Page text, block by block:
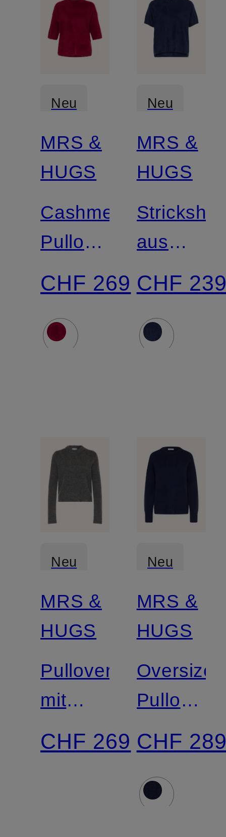
Neu
Zertifiziert
MRS &
HUGS
Cashmere-
Pullover
mit 3/4-
Arm
CHF 269
Neu
Zertifiziert
MRS &
HUGS
Strickshirt
aus
CHF
Neu
Zertifiziert
MRS &
HUGS
Pullover
mit
Cashmere
CHF 269
Neu
Zertifiziert
MRS &
HUGS
Pullover
mit
CHF